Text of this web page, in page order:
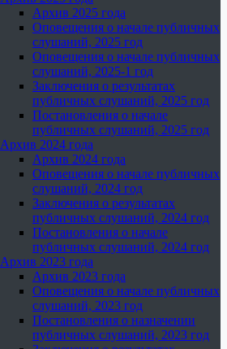
Архив 2025 года
Оповещения о начале публичных
слушаний, 2025 год
Оповещения о начале публичных
слушаний, 2025-1 год
Заключения о результатах
публичных слушаний, 2025 год
Постановления о начале
публичных слушаний, 2025 год
Архив 2024 года
Архив 2024 года
Оповещения о начале публичных
слушаний, 2024 год
Заключения о результатах
публичных слушаний, 2024 год
Постановления о начале
публичных слушаний, 2024 год
Архив 2023 года
Архив 2023 года
Оповещения о начале публичных
слушаний, 2023 год
Постановления о назначении
публичных слушаний, 2023 год